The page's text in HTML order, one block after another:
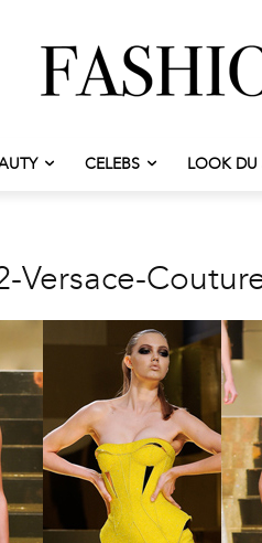
CELEBS LOOK DU
Versace-